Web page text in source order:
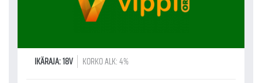
IKÄRAJA: 18V KORKO ALK: 4%